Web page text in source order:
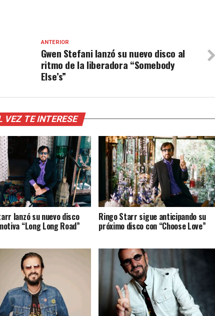
ANTERIOR
Gwen Stefani lanzó su nuevo disco al
ritmo de la liberadora “Somebody
Else’s”
VEZ TE INTERESE
lanzó su nuevo disco
“Long Long Road”
Ringo Starr sigue anticipando su
próximo disco con “Choose Love”